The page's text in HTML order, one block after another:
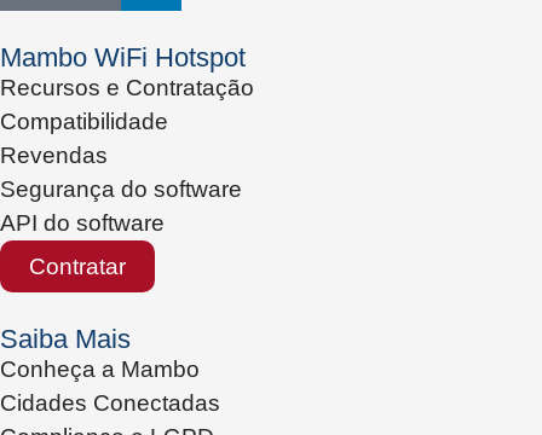
Mambo WiFi Hotspot
Recursos e Contratação
Compatibilidade
Revendas
Segurança do software
API do software
Contratar
Saiba Mais
Conheça a Mambo
Cidades Conectadas